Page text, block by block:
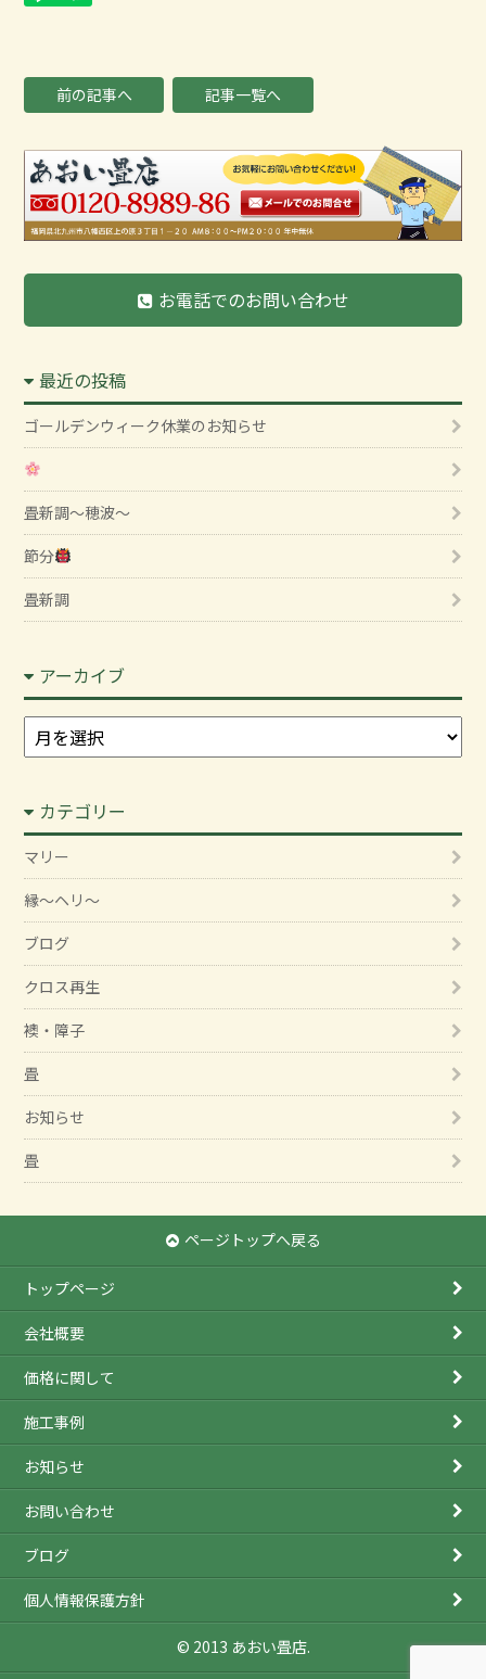
前の記事へ 記事一覧へ
お電話でのお問い合わせ
最近の投稿
ゴールデンウィーク休業のお知らせ
畳新調～穂波～
節分
畳新調
アーカイブ
ア
ー
イ
ブ
カテゴリー
マリー
縁～ヘリ～
ブログ
クロス再生
襖・障子
畳
お知らせ
畳
ページトップへ戻る
トップページ
会社概要
価格に関して
施工事例
お知らせ
お問い合わせ
ブログ
個人情報保護方針
© 2013 あおい畳店.